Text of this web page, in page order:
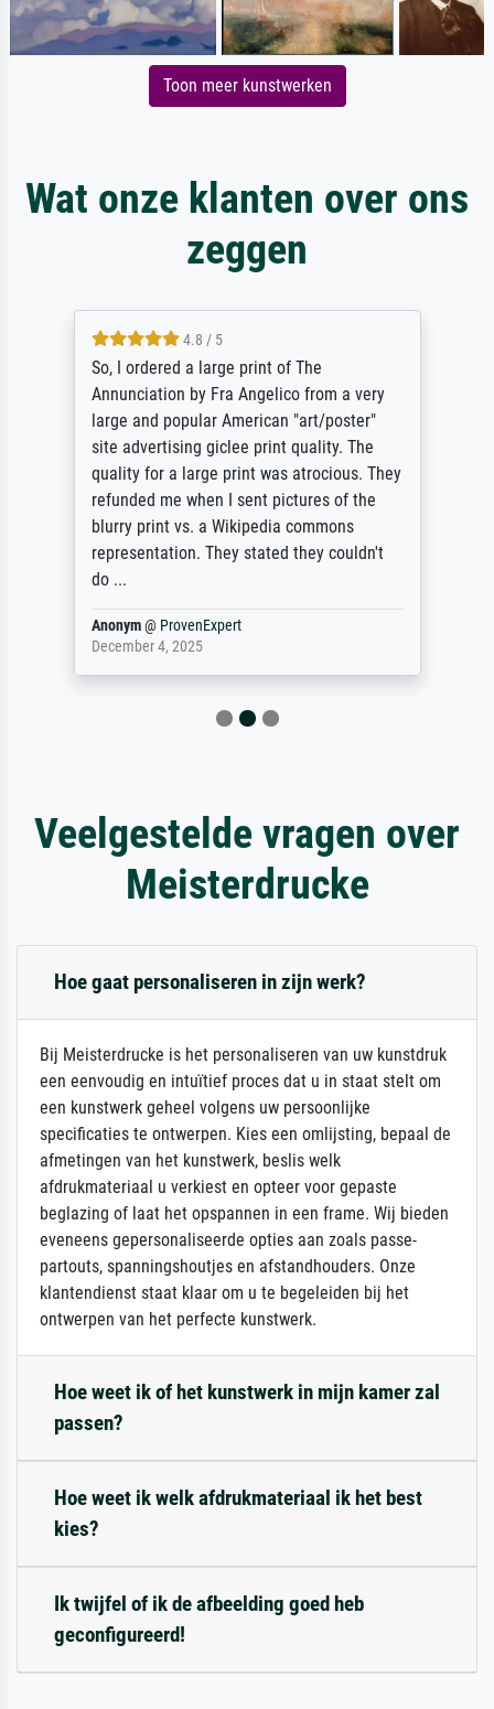
Toon meer kunstwerken
Wat onze klanten over ons
zeggen
4.8 / 5
So, I ordered a large print of The
Annunciation by Fra Angelico from a very
large and popular American "art/poster"
site advertising giclee print quality. The
quality for a large print was atrocious. They
refunded me when I sent pictures of the
blurry print vs. a Wikipedia commons
representation. They stated they couldn't
do ...
Anonym@ ProvenExpert
December 4, 2025
Veelgestelde vragen over
Meisterdrucke
Hoe gaat personaliseren in zijn werk?
Bij Meisterdrucke is het personaliseren van uw kunstdruk
een eenvoudig en intuïtief proces dat u in staat stelt om
een kunstwerk geheel volgens uw persoonlijke
specificaties te ontwerpen. Kies een omlijsting, bepaal de
afmetingen van het kunstwerk, beslis welk
afdrukmateriaal u verkiest en opteer voor gepaste
beglazing of laat het opspannen in een frame. Wij bieden
eveneens gepersonaliseerde opties aan zoals passe-
partouts, spanningshoutjes en afstandhouders. Onze
klantendienst staat klaar om u te begeleiden bij het
ontwerpen van het perfecte kunstwerk.
Hoe weet ik of het kunstwerk in mijn kamer zal
passen?
Hoe weet ik welk afdrukmateriaal ik het best
kies?
Ik twijfel of ik de afbeelding goed heb
geconfigureerd!